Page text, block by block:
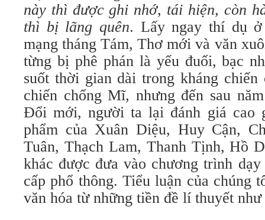
này thì được ghi nhớ, tái hiện, còn
thì bị lãng quên. Lấy ngay thí dụ ở
mạng tháng Tám, Thơ mới và văn
từng bị phê phán là yếu đuối, bạc
suốt thời gian dài trong kháng chiến
chiến chống Mĩ, nhưng đến sau
Đổi mới, người ta lại đánh giá cao
phẩm của Xuân Diệu, Huy Cận,
Tuân, Thạch Lam, Thanh Tịnh, Hồ
khác được đưa vào chương trình
cấp phổ thông. Tiểu luận của chúng
văn hóa từ những tiền đề lí thuyết như